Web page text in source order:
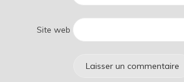
Site web